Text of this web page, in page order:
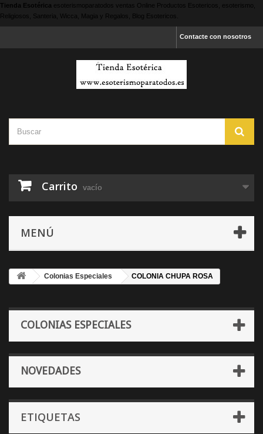
Tienda Esotérica esoterismoparatodos ventas Online Productos Esotericos, esoterismo,
Religiosos, Santeria, Wicca, Magia y Regalos, Blog Esotericos.
Contacte con nosotros
Carrito vacío
MENÚ
Colonias Especiales COLONIA CHUPA ROSA
COLONIAS ESPECIALES
NOVEDADES
ETIQUETAS